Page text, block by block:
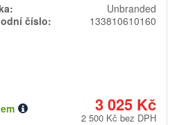
Unbranded
číslo:
133810610160
3 025 Kč
2 500 Kč bez DPH